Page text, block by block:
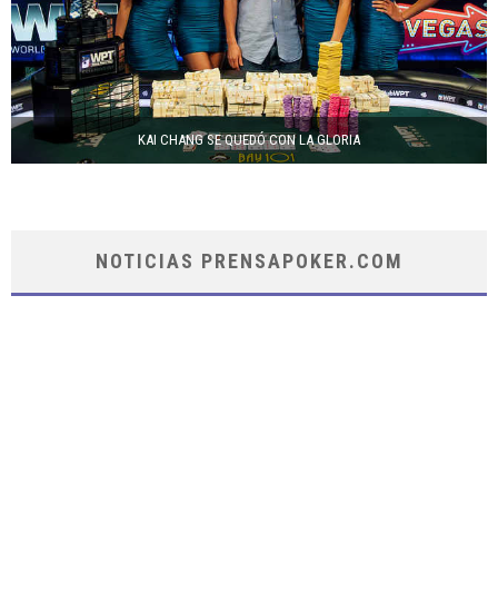
KAI CHANG SE QUEDÓ CON LA GLORIA
NOTICIAS PRENSAPOKER.COM